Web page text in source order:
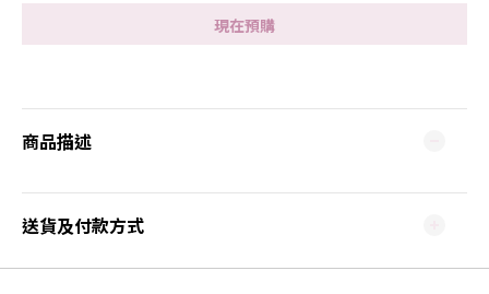
現在預購
商品描述
送貨及付款方式